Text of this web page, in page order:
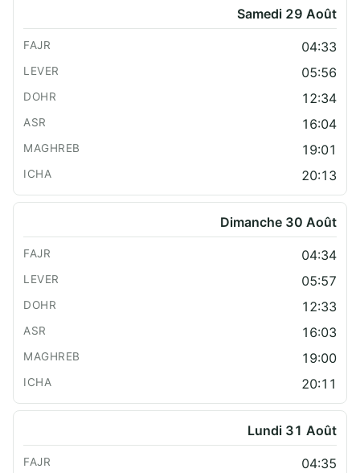
Samedi 29 Août
04:33
05:56
12:34
16:04
19:01
20:13
Dimanche 30 Août
04:34
05:57
12:33
16:03
19:00
20:11
Lundi 31 Août
04:35